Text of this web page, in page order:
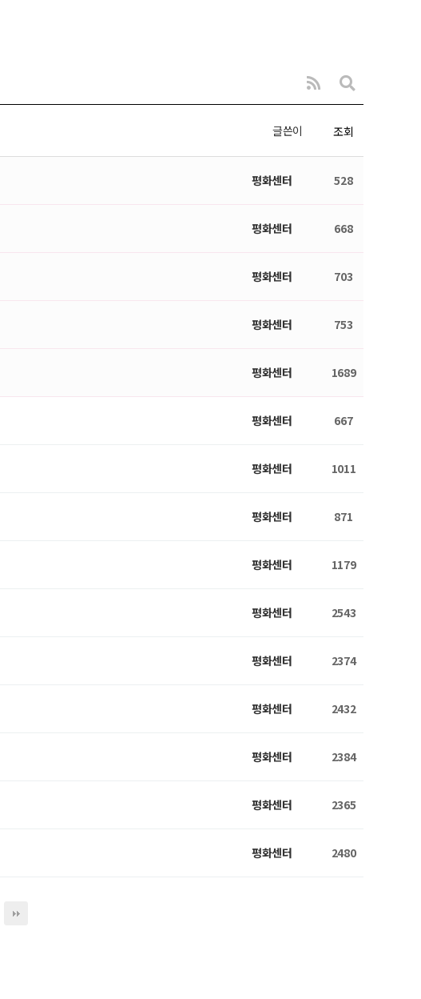
글쓴이 조회
평화센터 528
평화센터 668
평화센터 703
평화센터 753
평화센터 1689
평화센터 667
평화센터 1011
평화센터 871
평화센터 1179
평화센터 2543
평화센터 2374
평화센터 2432
평화센터 2384
평화센터 2365
평화센터 2480